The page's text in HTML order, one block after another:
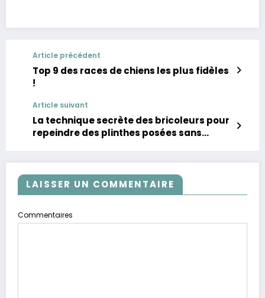
Article précédent
Top 9 des races de chiens les plus fidèles
!
Article suivant
La technique secrète des bricoleurs pour
repeindre des plinthes posées sans
LAISSER UN COMMENTAIRE
Commentaires